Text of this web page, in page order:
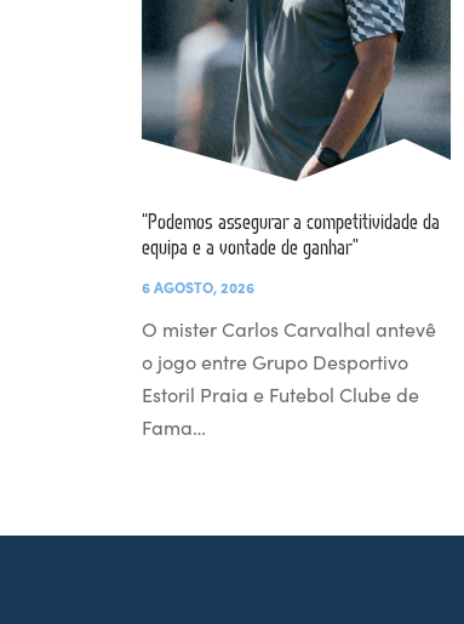
“Podemos assegurar a competitividade da
equipa e a vontade de ganhar”
6 AGOSTO, 2026
O mister Carlos Carvalhal antevê
o jogo entre Grupo Desportivo
Estoril Praia e Futebol Clube de
Fama…